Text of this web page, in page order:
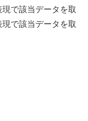
で該当データを取
で該当データを取